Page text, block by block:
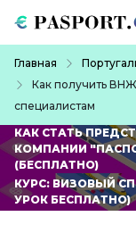
Главная
Как получить
специалистам
КАК СТАТЬ
КОМПАНИИ
(БЕСПЛАТНО)
КУРС: ВИЗОВЫЙ
УРОК БЕСПЛАТНО)